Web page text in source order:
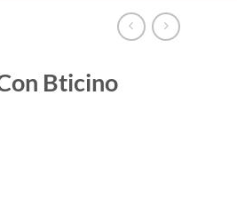
Bticino